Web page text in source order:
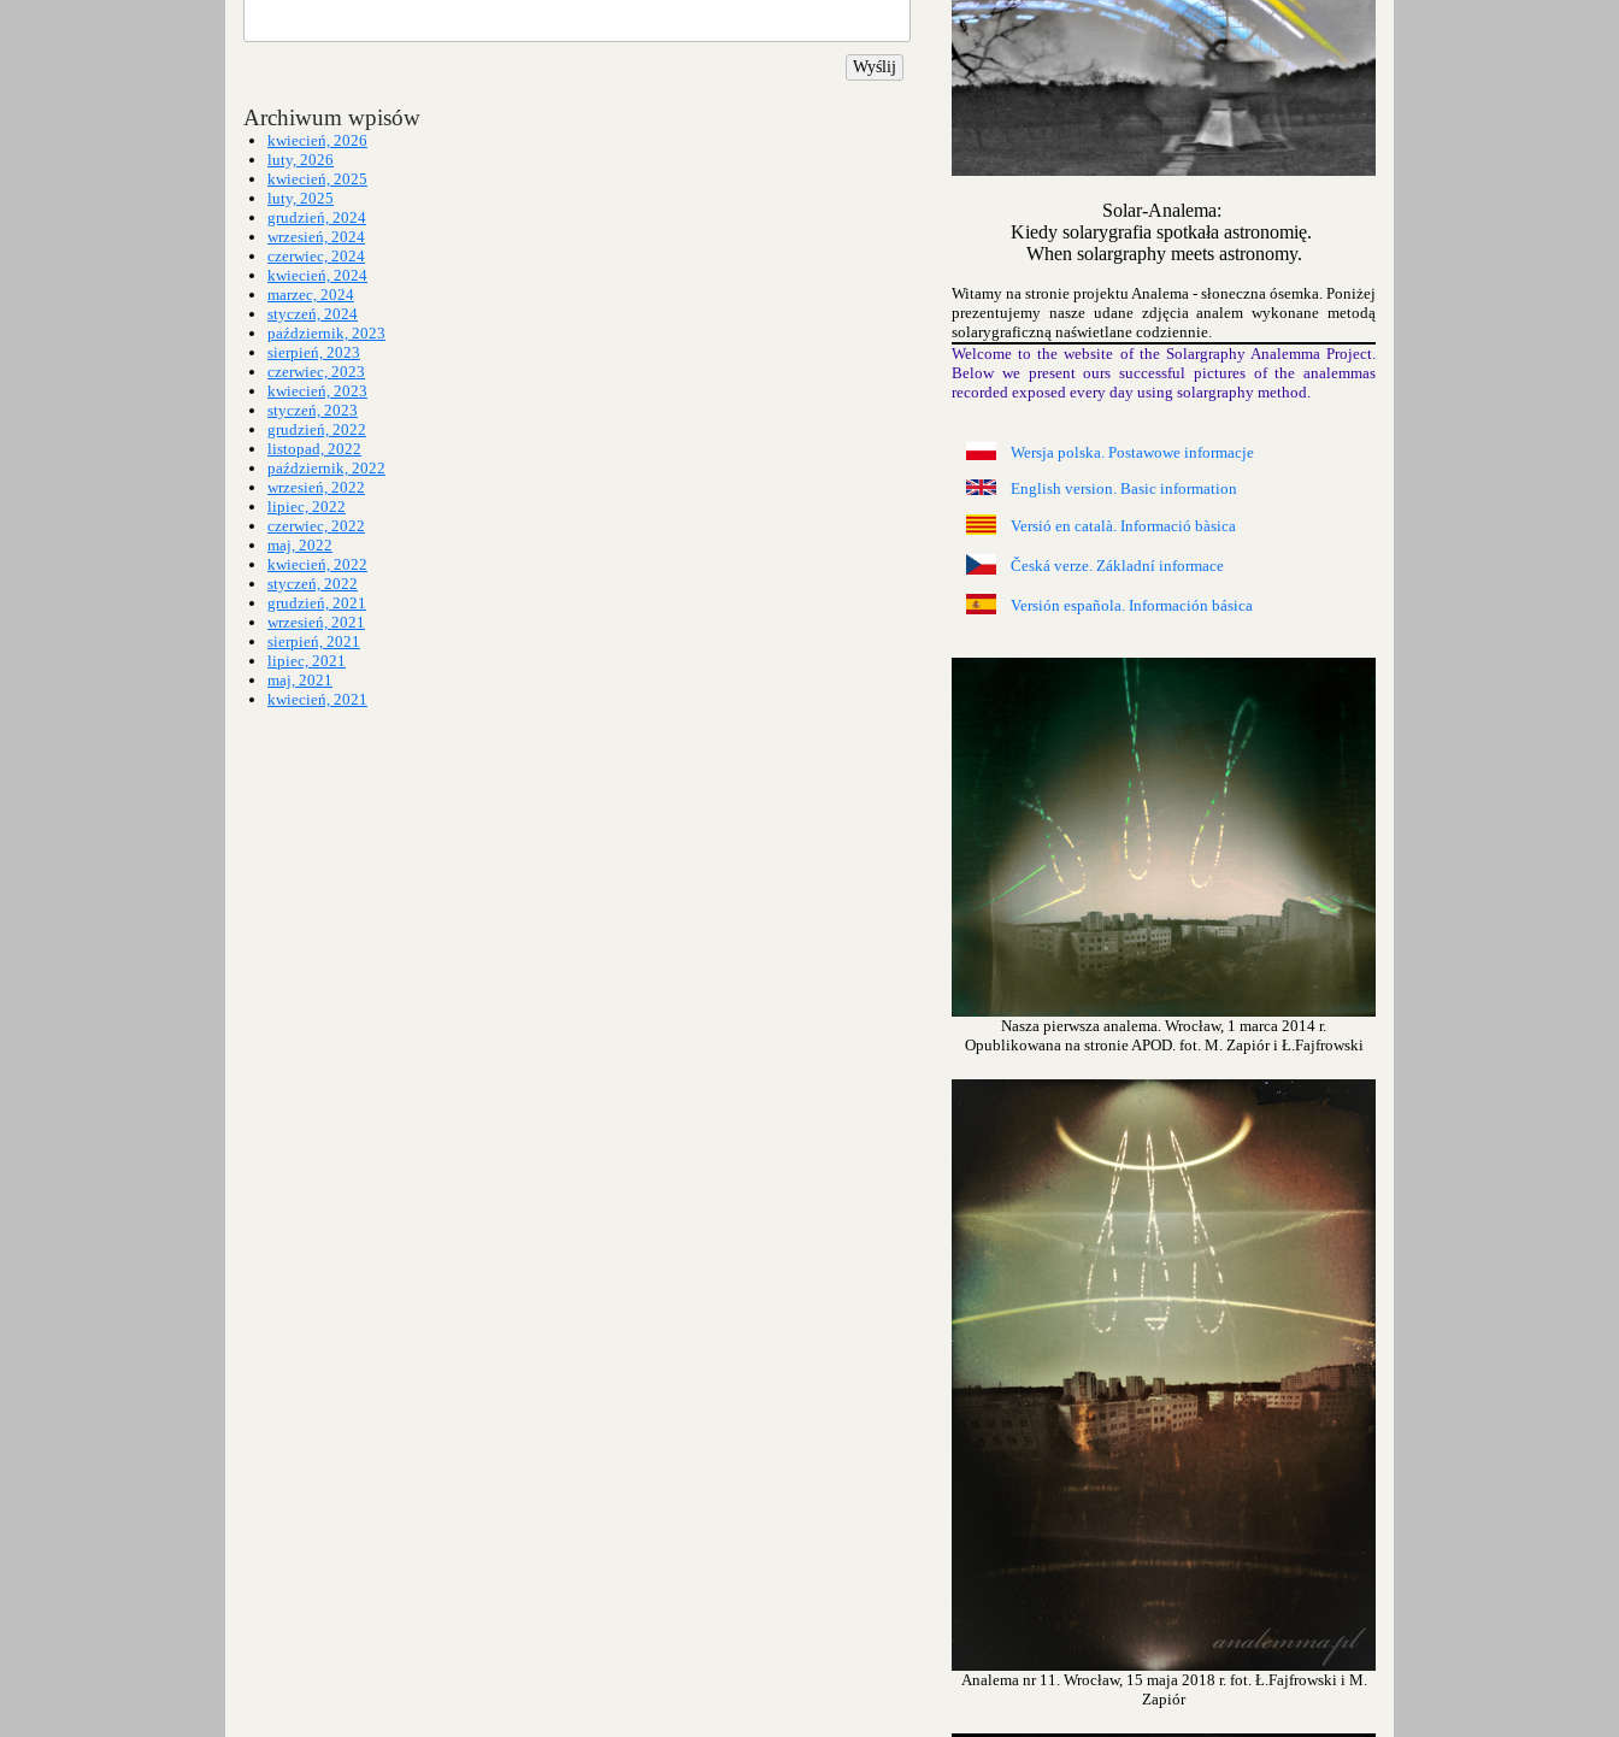
Wyślij
Archiwum wpisów
kwiecień, 2026
luty, 2026
kwiecień, 2025
luty, 2025
grudzień, 2024
wrzesień, 2024
czerwiec, 2024
kwiecień, 2024
marzec, 2024
styczeń, 2024
październik, 2023
sierpień, 2023
czerwiec, 2023
kwiecień, 2023
styczeń, 2023
grudzień, 2022
listopad, 2022
październik, 2022
wrzesień, 2022
lipiec, 2022
czerwiec, 2022
maj, 2022
kwiecień, 2022
styczeń, 2022
grudzień, 2021
wrzesień, 2021
sierpień, 2021
lipiec, 2021
maj, 2021
kwiecień, 2021
Solar-Analema:
Kiedy solarygrafia spotkała astronomię.
When solargraphy meets astronomy.
Witamy na stronie projektu Analema - słoneczna ósemka. Poniżej
prezentujemy nasze udane zdjęcia analem wykonane metodą
solarygraficzną naświetlane codziennie.
Welcome to the website of the Solargraphy Analemma Project.
Below we present ours successful pictures of the analemmas
recorded exposed every day using solargraphy method.
Wersja polska. Postawowe informacje
English version. Basic information
Versió en català. Informació bàsica
Česká verze. Základní informace
Versión española. Información básica
Nasza pierwsza analema. Wrocław, 1 marca 2014 r.
Opublikowana na stronie APOD. fot. M. Zapiór i Ł.Fajfrowski
Analema nr 11. Wrocław, 15 maja 2018 r. fot. Ł.Fajfrowski i M.
Zapiór